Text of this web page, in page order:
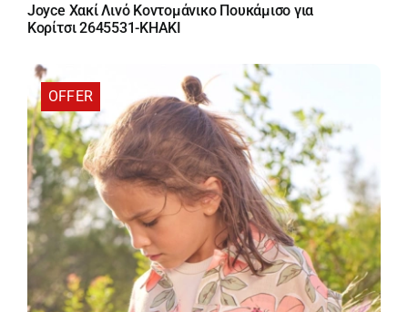
Joyce Χακί Λινό Κοντομάνικο Πουκάμισο για
Κορίτσι 2645531-KHAKI
OFFER